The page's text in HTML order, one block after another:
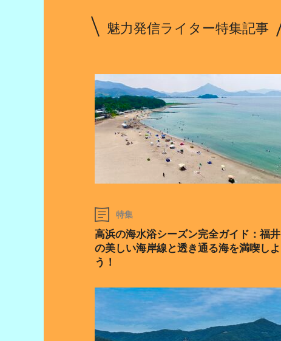
魅力発信ライター特集記事
特集
高浜の海水浴シーズン完全ガイド：福井
の美しい海岸線と透き通る海を満喫しよ
う！